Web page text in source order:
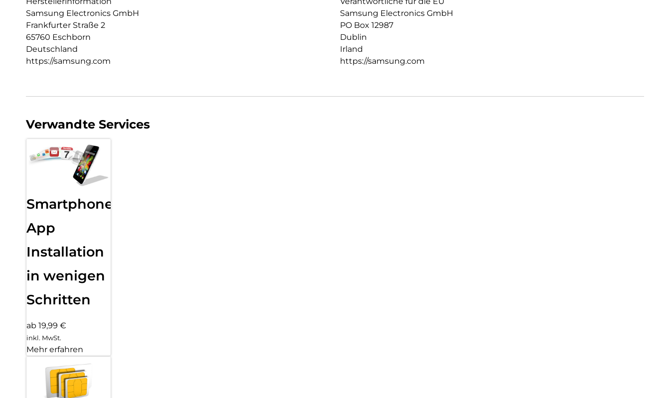
Samsung Electronics GmbH
Frankfurter Straße 2
65760 Eschborn
Deutschland
https://samsung.com
Samsung Electronics GmbH
PO Box 12987
Dublin
Irland
https://samsung.com
Verwandte Services
Smartphone
App
Installation
in wenigen
Schritten
ab 19,99 €
inkl. MwSt.
Mehr erfahren